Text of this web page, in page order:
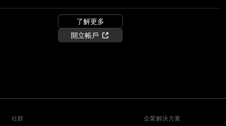
了解更多
開立帳戶
社群 企業解決方案